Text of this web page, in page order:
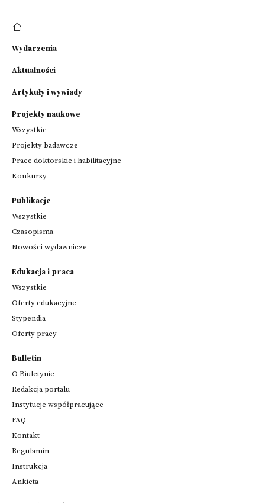
Wydarzenia
Aktualności
Artykuły i wywiady
Projekty naukowe
Wszystkie
Projekty badawcze
Prace doktorskie i habilitacyjne
Konkursy
Publikacje
Wszystkie
Czasopisma
Nowości wydawnicze
Edukacja i praca
Wszystkie
Oferty edukacyjne
Stypendia
Oferty pracy
Bulletin
O Biuletynie
Redakcja portalu
Instytucje współpracujące
FAQ
Kontakt
Regulamin
Instrukcja
Ankieta